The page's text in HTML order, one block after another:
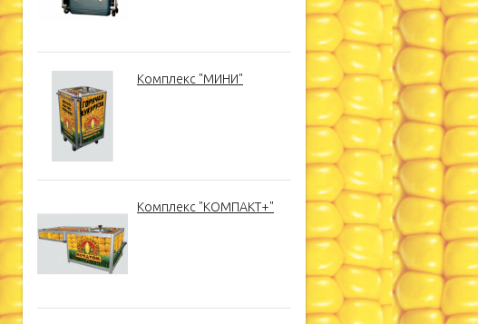
Комплекс "МИНИ"
Комплекс "КОМПАКТ+"